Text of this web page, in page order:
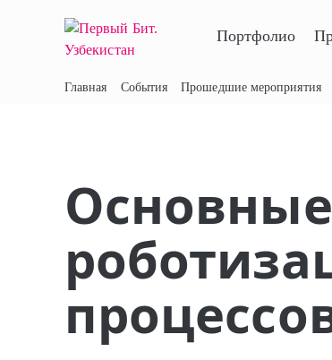
Портфолио
Главная События Прошедшие мероприятия